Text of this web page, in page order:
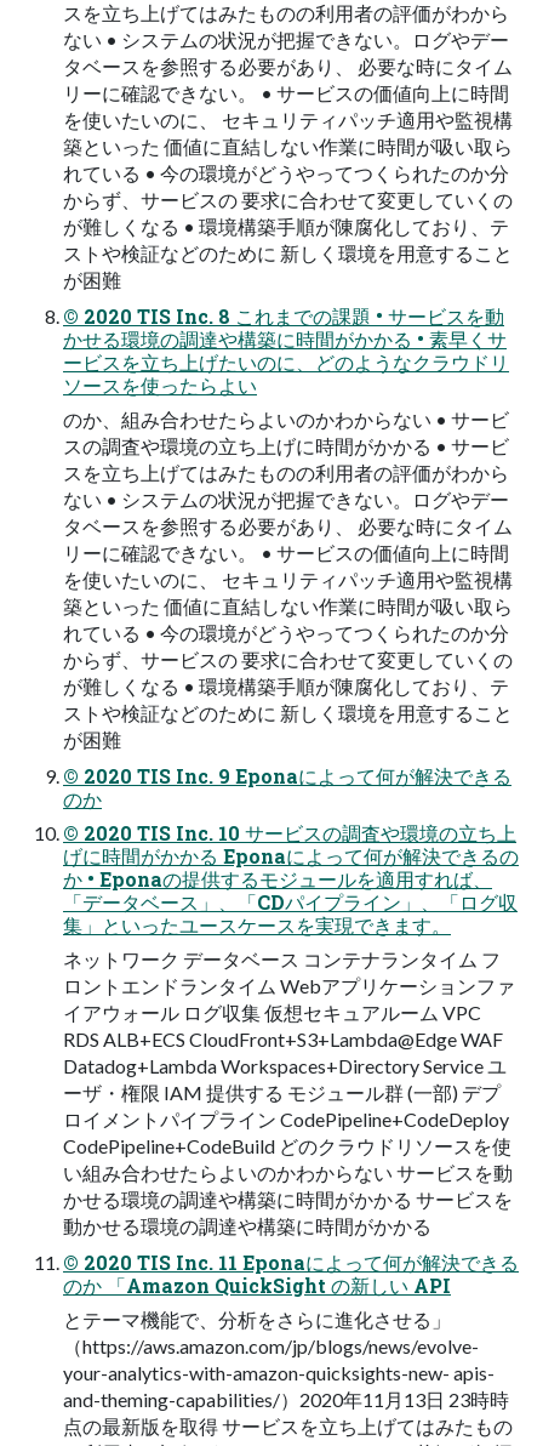
スを立ち上げてはみたものの利用者の評価がわから
ない • システムの状況が把握できない。ログやデー
タベースを参照する必要があり、 必要な時にタイム
リーに確認できない。 • サービスの価値向上に時間
を使いたいのに、 セキュリティパッチ適用や監視構
築といった 価値に直結しない作業に時間が吸い取ら
れている • 今の環境がどうやってつくられたのか分
からず、サービスの 要求に合わせて変更していくの
が難しくなる • 環境構築手順が陳腐化しており、テ
ストや検証などのために 新しく環境を用意すること
が困難
© 2020 TIS Inc. 8 これまでの課題 • サービスを動
かせる環境の調達や構築に時間がかかる • 素早くサ
ービスを立ち上げたいのに、どのようなクラウドリ
ソースを使ったらよい
のか、組み合わせたらよいのかわからない • サービ
スの調査や環境の立ち上げに時間がかかる • サービ
スを立ち上げてはみたものの利用者の評価がわから
ない • システムの状況が把握できない。ログやデー
タベースを参照する必要があり、 必要な時にタイム
リーに確認できない。 • サービスの価値向上に時間
を使いたいのに、 セキュリティパッチ適用や監視構
築といった 価値に直結しない作業に時間が吸い取ら
れている • 今の環境がどうやってつくられたのか分
からず、サービスの 要求に合わせて変更していくの
が難しくなる • 環境構築手順が陳腐化しており、テ
ストや検証などのために 新しく環境を用意すること
が困難
© 2020 TIS Inc. 9 Eponaによって何が解決できる
のか
© 2020 TIS Inc. 10 サービスの調査や環境の立ち上
げに時間がかかる Eponaによって何が解決できるの
か • Eponaの提供するモジュールを適用すれば、
「データベース」、「CDパイプライン」、「ログ収
集」といったユースケースを実現できます。
ネットワーク データベース コンテナランタイム フ
ロントエンドランタイム Webアプリケーションファ
イアウォール ログ収集 仮想セキュアルーム VPC
RDS ALB+ECS CloudFront+S3+Lambda@Edge WAF
Datadog+Lambda Workspaces+Directory Service ユ
ーザ・権限 IAM 提供する モジュール群 (一部) デプ
ロイメントパイプライン CodePipeline+CodeDeploy
CodePipeline+CodeBuild どのクラウドリソースを使
い組み合わせたらよいのかわからない サービスを動
かせる環境の調達や構築に時間がかかる サービスを
動かせる環境の調達や構築に時間がかかる
© 2020 TIS Inc. 11 Eponaによって何が解決できる
のか 「Amazon QuickSight の新しい API
とテーマ機能で、分析をさらに進化させる」
（https://aws.amazon.com/jp/blogs/news/evolve-
your-analytics-with-amazon-quicksights-new- apis-
and-theming-capabilities/）2020年11月13日 23時時
点の最新版を取得 サービスを立ち上げてはみたもの